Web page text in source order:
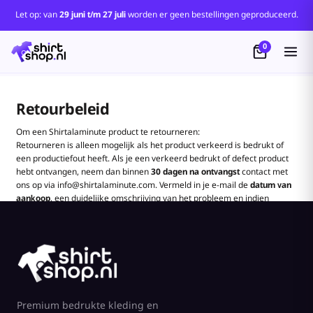
Let op: van29 juni t/m 27 juliworden er geen bestellingen geproduceerd.
0
Retourbeleid
Om een Shirtalaminute product te retourneren:
Retourneren is alleen mogelijk als het product verkeerd is bedrukt of
een productiefout heeft. Als je een verkeerd bedrukt of defect product
hebt ontvangen, neem dan binnen30 dagen na ontvangstcontact met
ons op via info@shirtalaminute.com. Vermeld in je e-mail dedatum van
aankoop, een duidelijke omschrijving van het probleem en indien
Producten met een
Producten met fabricagefouten
de bestelling.
Premium bedrukte kleding en